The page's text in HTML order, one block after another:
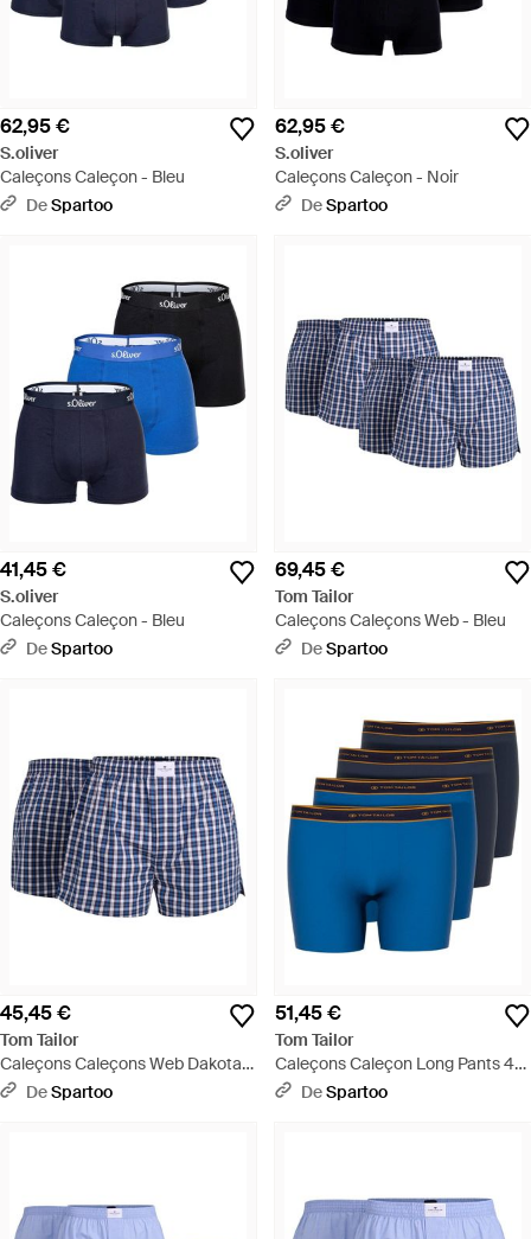
62,95 €
S.oliver
Caleçons Caleçon - Bleu
DeSpartoo
62,95 €
S.oliver
Caleçons Caleçon - Noir
DeSpartoo
41,45 €
S.oliver
Caleçons Caleçon - Bleu
DeSpartoo
69,45 €
Tom Tailor
Caleçons Caleçons Web - Bleu
DeSpartoo
45,45 €
Tom Tailor
Caleçons Caleçons Web Dakota -
BleuDeSpartoo
51,45 €
Tom Tailor
Caleçons Caleçon Long Pants 4
Pack - Bleu
DeSpartoo